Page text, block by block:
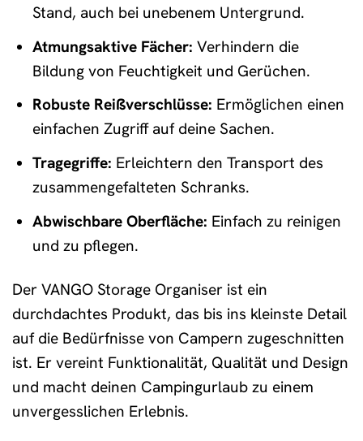
Stand, auch bei unebenem Untergrund.
Atmungsaktive Fächer: Verhindern die
Bildung von Feuchtigkeit und Gerüchen.
Robuste Reißverschlüsse: Ermöglichen einen
einfachen Zugriff auf deine Sachen.
Tragegriffe: Erleichtern den Transport des
zusammengefalteten Schranks.
Abwischbare Oberfläche: Einfach zu reinigen
und zu pflegen.
Der VANGO Storage Organiser ist ein
durchdachtes Produkt, das bis ins kleinste Detail
auf die Bedürfnisse von Campern zugeschnitten
ist. Er vereint Funktionalität, Qualität und Design
und macht deinen Campingurlaub zu einem
unvergesslichen Erlebnis.